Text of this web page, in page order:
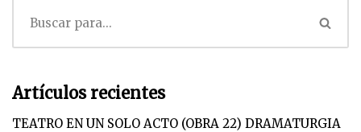
Artículos recientes
TEATRO EN UN SOLO ACTO (OBRA 22) DRAMATURGIA